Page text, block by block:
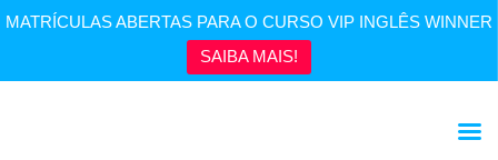
MATRÍCULAS ABERTAS PARA O CURSO VIP INGLÊS WINNER
SAIBA MAIS!